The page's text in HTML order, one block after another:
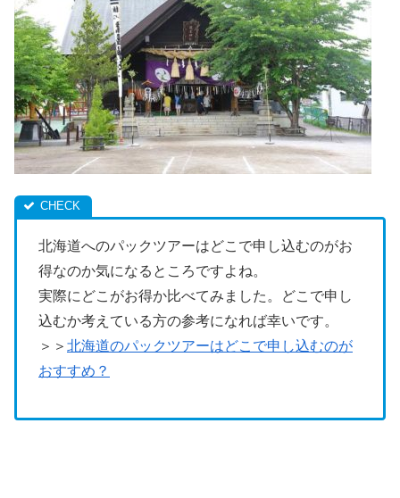
北海道へのパックツアーはどこで申し込むのがお
得なのか気になるところですよね。
実際にどこがお得か比べてみました。どこで申し
込むか考えている方の参考になれば幸いです。
＞＞ 北海道のパックツアーはどこで申し込むのが
おすすめ？